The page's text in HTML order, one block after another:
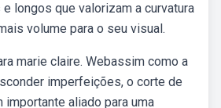
longos que valorizam a curvatura
volume para o seu visual.
marie claire. Webassim como a
imperfeições, o corte de
aliado para uma